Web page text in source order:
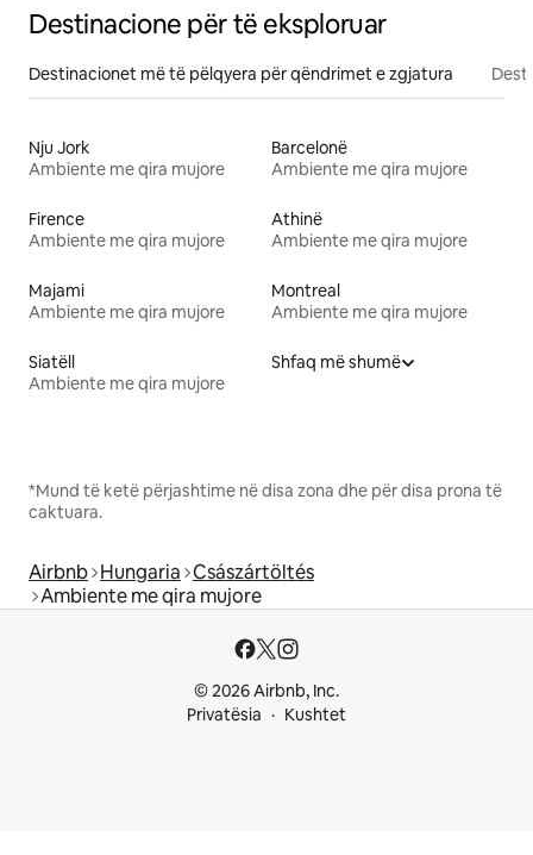
Destinacione për të eksploruar
Destinacionet më të pëlqyera për qëndrimet e zgjatura
Nju Jork
Ambiente me qira mujore
Barcelonë
Ambiente me qira mujore
Firence
Ambiente me qira mujore
Athinë
Ambiente me qira mujore
Majami
Ambiente me qira mujore
Montreal
Ambiente me qira mujore
Siatëll
Ambiente me qira mujore
Shfaq më shumë
*Mund të ketë përjashtime në disa zona dhe për disa prona të
caktuara.
Airbnb Hungaria Császártöltés
Ambiente me qira mujore
© 2026 Airbnb, Inc.
Privatësia
Kushtet